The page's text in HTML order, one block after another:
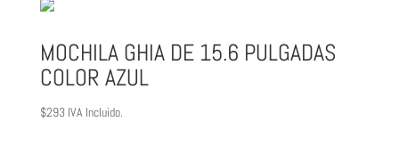
MOCHILA GHIA DE 15.6 PULGADAS
COLOR AZUL
$293 IVA Incluido.